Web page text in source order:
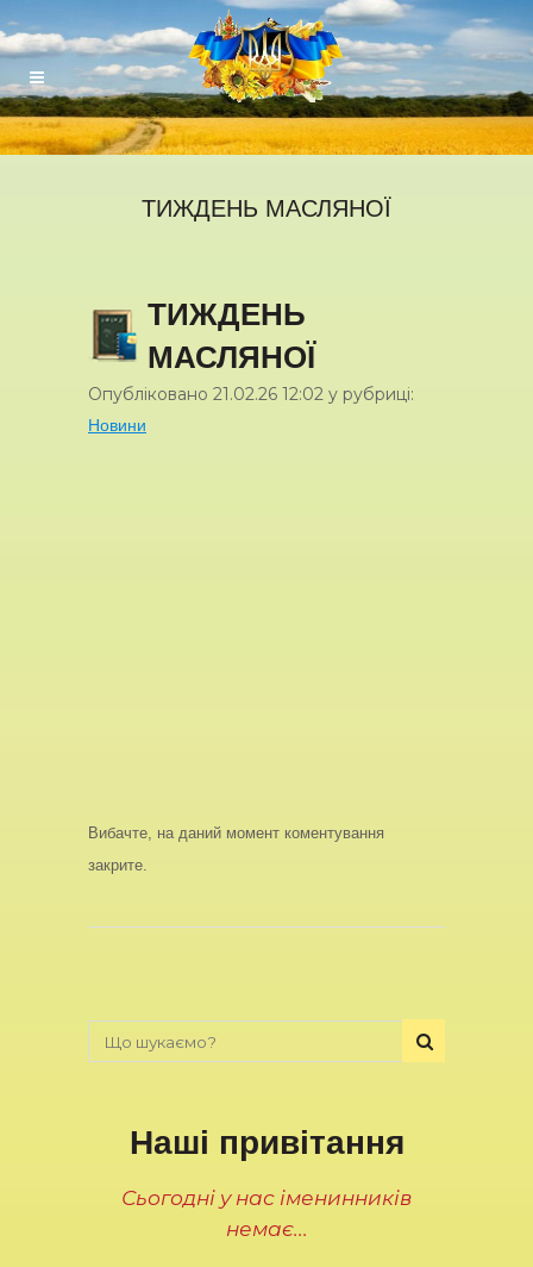
ТИЖДЕНЬ МАСЛЯНОЇ
ТИЖДЕНЬ
МАСЛЯНОЇ
Опубліковано 21.02.26 12:02 у рубриці:
Новини
Вибачте, на даний момент коментування
закрите.
Наші привітання
Сьогодні у нас іменинників
немає...